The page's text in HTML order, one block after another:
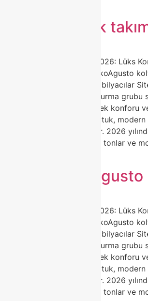
Agusto koltuk
Agusto Koltuk Modelleri 2026: Lüks
Adresi | Classhome ModokoAgusto
Classhome’un Modoko Mobilyacılar
olarak ürettiği premium oturma grubu
biridir. Zarif tasarımı, yüksek konforu
malzemeleriyle Agusto koltuk, modern
favori tercihi haline geliyor. 2026
dokulu kumaşlar, yumuşak tonlar ve
Classhome
Agusto Koltuk Modelleri 2026: Lüks
Adresi | Classhome ModokoAgusto
Classhome’un Modoko Mobilyacılar
olarak ürettiği premium oturma grubu
biridir. Zarif tasarımı, yüksek konforu
malzemeleriyle Agusto koltuk, modern
favori tercihi haline geliyor. 2026
dokulu kumaşlar, yumuşak tonlar ve